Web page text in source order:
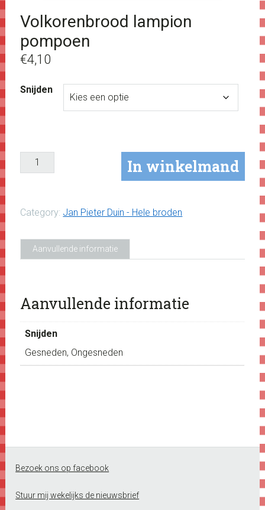
Volkorenbrood lampion
pompoen
€4,10
Snijden
In winkelmand
Category: Jan Pieter Duin - Hele broden
Aanvullende informatie
Aanvullende informatie
Snijden
Gesneden, Ongesneden
Footer
Bezoek ons op facebook
Stuur mij wekelijks de nieuwsbrief